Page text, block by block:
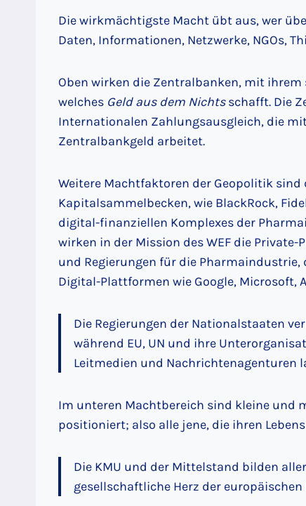
Die wirkmächtigste Macht übt aus, wer
Daten, Informationen, Netzwerke, NGOs,
Oben wirken die Zentralbanken, mit
welches Geld aus dem Nichtsschafft. Die
Internationalen Zahlungsausgleich, die
Zentralbankgeld arbeitet.
Weitere Machtfaktoren der Geopolitik sind
Kapitalsammelbecken, wie BlackRock,
digital-finanziellen Komplexes der
wirken in der Mission des WEF die
und Regierungen für die
Digital-Plattformen wie Google, Microsoft,
Die Regierungen der Nationalstaaten
während EU, UN und ihre
Leitmedien und Nachrichtenagenturen
Im unteren Machtbereich sind kleine und
positioniert; also alle jene, die ihren
Die KMU und der Mittelstand bilden
gesellschaftliche Herz der